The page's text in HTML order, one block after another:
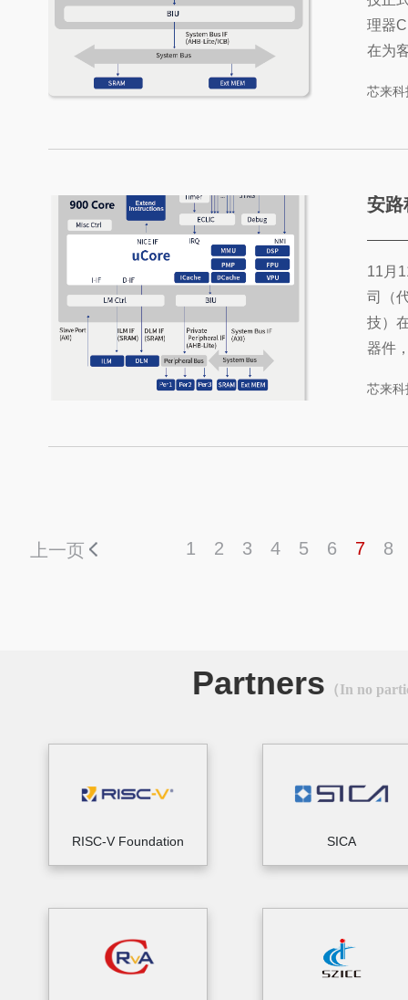
理器
在为
低功
科技
芯来科
安路科技
11月
司（
技）
器件
包含
成了
芯来科
上一页 1 2 3 4 5 6 7 8
Partners （In no
RISC-V Foundation SICA